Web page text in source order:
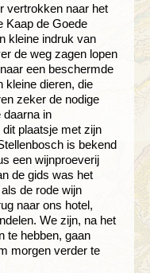
vertrokken naar het
Kaap de Goede
kleine indruk van
de weg zagen lopen
een beschermde
kleine dieren, die
zeker de nodige
daarna in
plaatsje met zijn
is bekend
een wijnproeverij
de gids was het
de rode wijn
naar ons hotel,
We zijn, na het
te hebben, gaan
morgen verder te